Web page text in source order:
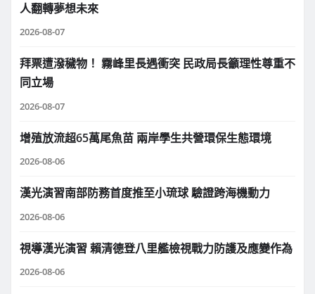
人翻轉夢想未來
2026-08-07
拜票遭潑穢物！ 霧峰里長遇衝突 民政局長籲理性尊重不
同立場
2026-08-07
增殖放流超65萬尾魚苗 兩岸學生共營環保生態環境
2026-08-06
漢光演習南部防務首度推至小琉球 驗證跨海機動力
2026-08-06
視導漢光演習 賴清德登八里艦檢視戰力防護及應變作為
2026-08-06